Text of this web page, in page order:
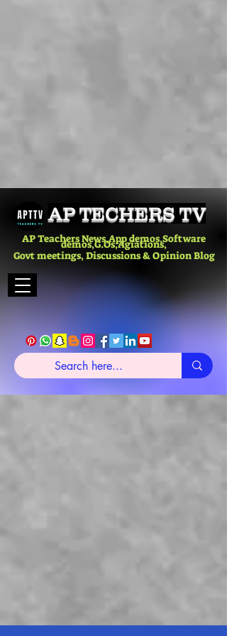
AP TECHERS TV
AP Teachers News,App demos,Software
demos,G.Os,Agiations,
Govt meetings, Discussions & Opinion Blog